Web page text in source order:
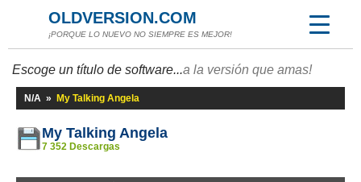
OLDVERSION.COM
¡PORQUE LO NUEVO NO SIEMPRE ES MEJOR!
Escoge un título de software...a la versión que amas!
N/A » My Talking Angela
My Talking Angela
7 352 Descargas